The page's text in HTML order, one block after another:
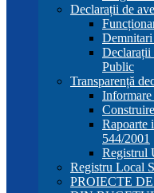
Declarații de
Declarații
Public
Transparență
Informare
Rapoarte
544/2001
Registrul
Registru Local
PROIECTE